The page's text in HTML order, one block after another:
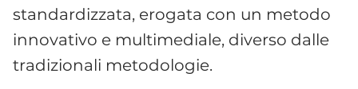
standardizzata, erogata con un metodo
innovativo e multimediale, diverso dalle
tradizionali metodologie.